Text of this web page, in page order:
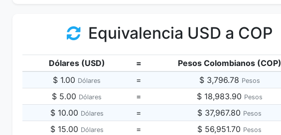
Equivalencia USD a COP
Dólares (USD) =
Pesos Colombianos (COP)
$ 1.00 Dólares = $ 3,796.78 Pesos
$ 5.00 Dólares = $ 18,983.90 Pesos
$ 10.00 Dólares = $ 37,967.80 Pesos
$ 15.00 Dólares = $ 56,951.70 Pesos